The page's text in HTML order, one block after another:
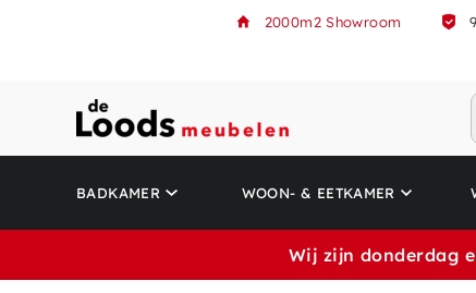
2000m2 Showroom
BADKAMER WOON- & EETKAMER
Wij zijn donderdag